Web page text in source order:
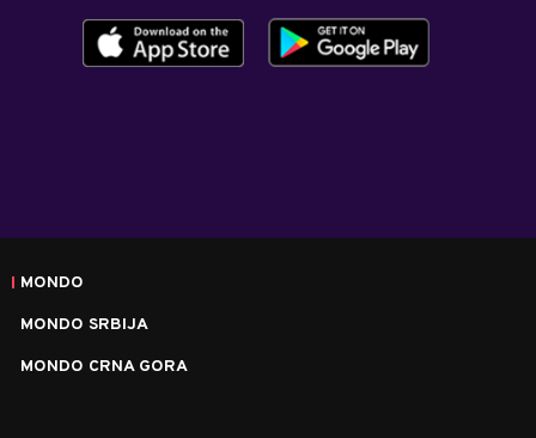
MONDO
MONDO SRBIJA
MONDO CRNA GORA